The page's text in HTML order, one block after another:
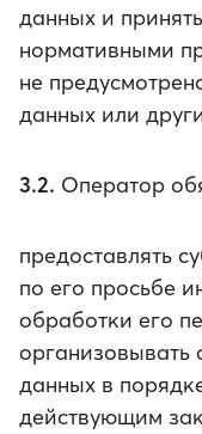
данных и
нормативными
не
данных или
3.2. Оператор
предоставлять
по его просьбе
обработки его
организовывать
данных в
действующим